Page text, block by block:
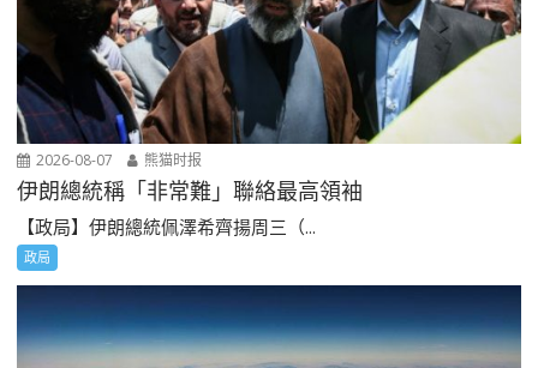
2026-08-07 熊猫时报
伊朗總統稱「非常難」聯絡最高領袖
【政局】伊朗總統佩澤希齊揚周三（...
政局